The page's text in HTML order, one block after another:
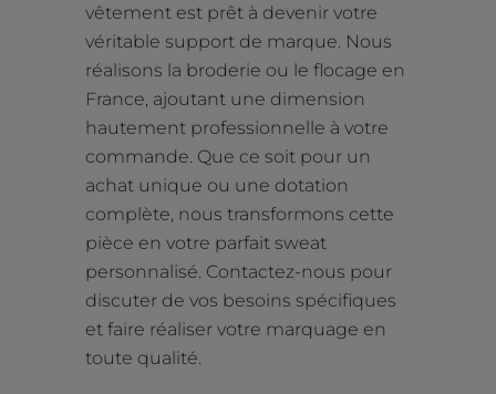
vêtement est prêt à devenir votre
véritable support de marque. Nous
réalisons la broderie ou le flocage en
France, ajoutant une dimension
hautement professionnelle à votre
commande. Que ce soit pour un
achat unique ou une dotation
complète, nous transformons cette
pièce en votre parfait sweat
personnalisé. Contactez-nous pour
discuter de vos besoins spécifiques
et faire réaliser votre marquage en
toute qualité.